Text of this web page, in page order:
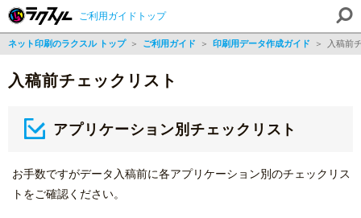
ご利用ガイドトップ
ネット印刷のラクスル トップ ＞ ご利用ガイド ＞ 印刷用データ作成ガイド ＞ 入稿前
入稿前チェックリスト
アプリケーション別チェックリスト
お手数ですがデータ入稿前に各アプリケーション別のチェックリス
トをご確認ください。